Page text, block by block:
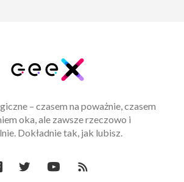
– czasem na poważnie, czasem
oka, ale zawsze rzeczowo i
Dokładnie tak, jak lubisz.